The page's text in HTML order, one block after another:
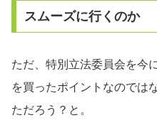
スムーズに行くのか
ただ、特別立法委員会を今
を買ったポイントなのでは
ただろう？と。